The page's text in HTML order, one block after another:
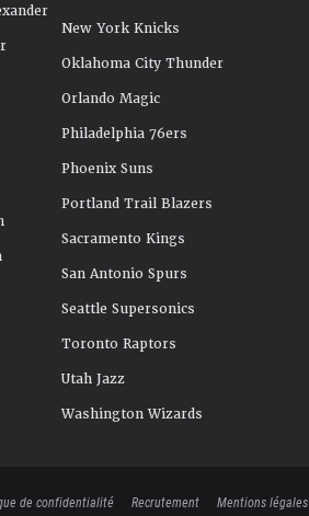
New York Knicks
Oklahoma City Thunder
Orlando Magic
Philadelphia 76ers
Phoenix Suns
Portland Trail Blazers
Sacramento Kings
San Antonio Spurs
Seattle Supersonics
Toronto Raptors
Utah Jazz
Washington Wizards
de confidentialité Recrutement Mentions légales